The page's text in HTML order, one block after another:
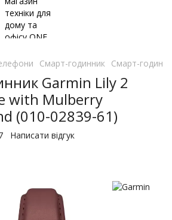
Смарт-годинник Смарт-
Garmin Lily 2
with Mulberry
(010-02839-61)
Написати відгук